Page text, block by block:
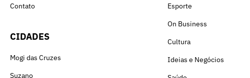
Contato
CIDADES
Mogi das Cruzes
Suzano
Esporte
On Business
Cultura
Ideias e Negócios